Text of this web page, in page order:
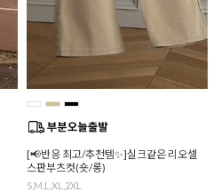
[📢반응 최고/추천템✨]실크같은 리오셀
스판부츠컷(숏/롱)
S,M,L,XL,2XL